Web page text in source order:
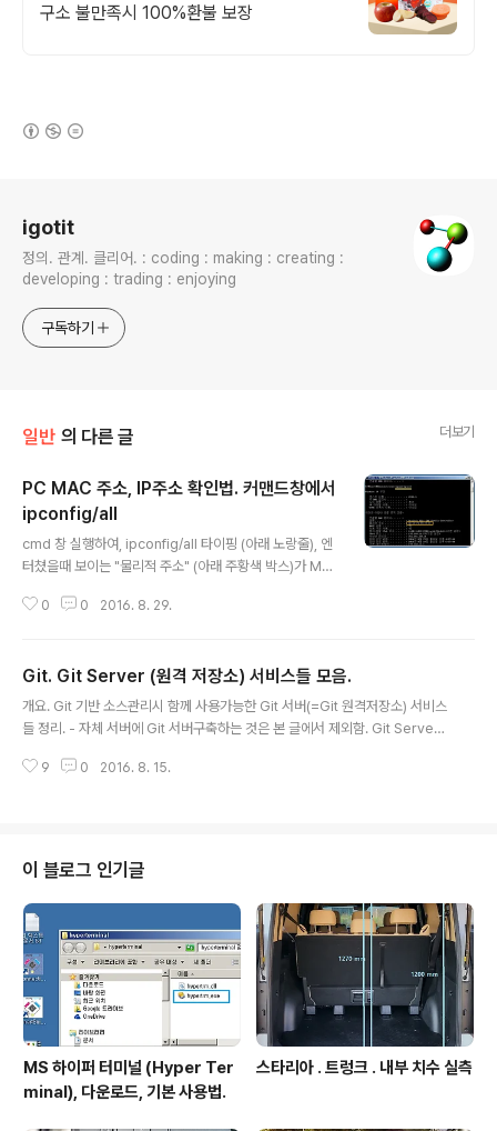
구소 불만족시 100%환불 보장
igotit
정의. 관계. 클리어. : coding : making : creating :
developing : trading : enjoying
구독하기
일반 의 다른 글 더보기
PC MAC 주소, IP주소 확인법. 커맨드창에서
ipconfig/all
cmd 창 실행하여, ipconfig/all 타이핑 (아래 노랑줄), 엔
터쳤을때 보이는 "물리적 주소" (아래 주황색 박스)가 MA
그림에서 192.168.11.57 첫 등록 : 2016.08.29 최종 수
0 0 2016. 8. 29.
Git. Git Server (원격 저장소) 서비스들 모음.
개요. Git 기반 소스관리시 함께 사용가능한 Git 서버(=Git 원격저장소) 서비스
들 정리. - 자체 서버에 Git 서버구축하는 것은 본 글에서 제외함. Git Server
공개 Git 저장소만 무료, 용량 ?. 비공개 Git 저장소 유료. 소스코드 공개시 특히
al Studio Team Services. 비공개 Git 저장소 무료. 용량무제한,..
9 0 2016. 8. 15.
이 블로그 인기글
MS 하이퍼 터미널 (Hyper Ter
minal), 다운로드, 기본 사용법.
스타리아 . 트렁크 . 내부 치수 실측